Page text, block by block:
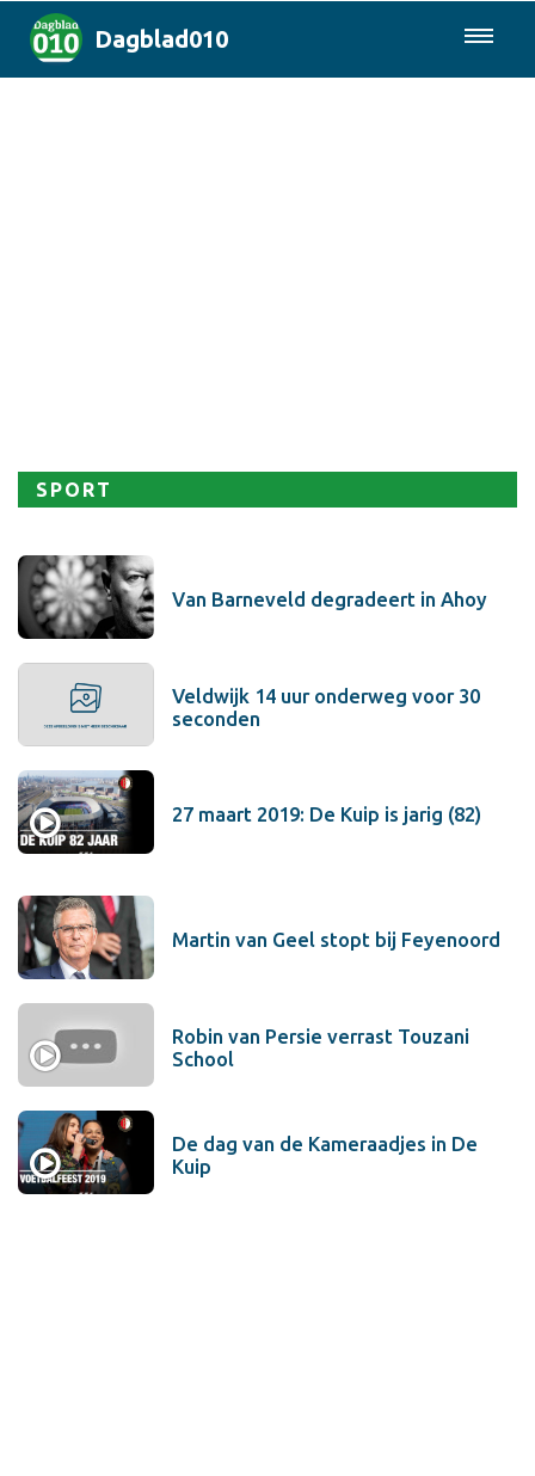
Dagblad010
SPORT
Van Barneveld degradeert in Ahoy
Veldwijk 14 uur onderweg voor 30
seconden
27 maart 2019: De Kuip is jarig (82)
Martin van Geel stopt bij Feyenoord
Robin van Persie verrast Touzani
School
De dag van de Kameraadjes in De
Kuip